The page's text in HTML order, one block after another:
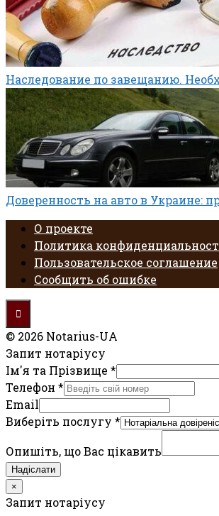
Наследование по завещанию.
Доверенность на авто в Украине:
О проекте
Политика
Пользовательское соглашение
Сообщить об ошибке
© 2026 Notarius-UA
Запит нотаріусу
Ім'я та Прізвище *
Телефон *
Email
Виберіть послугу *
Опишіть, що Вас цікавить
Надіслати
×
Запит нотаріусу